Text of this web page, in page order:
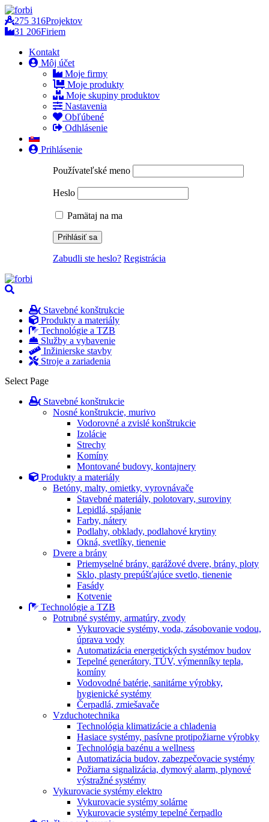
275 316Projektov
31 206Firiem
Kontakt
Môj účet
Moje firmy
Moje produkty
Moje skupiny produktov
Nastavenia
Obľúbené
Odhlásenie
Prihlásenie
Používateľské meno
Heslo
Pamätaj na ma
Zabudli ste heslo? Registrácia
Stavebné konštrukcie
Produkty a materiály
Technológie a TZB
Služby a vybavenie
Inžinierske stavby
Stroje a zariadenia
Select Page
Stavebné konštrukcie
Nosné konštrukcie, murivo
Vodorovné a zvislé konštrukcie
Izolácie
Strechy
Komíny
Montované budovy, kontajnery
Produkty a materiály
Betóny, malty, omietky, vyrovnávače
Stavebné materiály, polotovary, suroviny
Lepidlá, spájanie
Farby, nátery
Podlahy, obklady, podlahové krytiny
Okná, svetlíky, tienenie
Dvere a brány
Priemyselné brány, garážové dvere, brány, ploty
Sklo, plasty prepúšťajúce svetlo, tienenie
Fasády
Kotvenie
Technológie a TZB
Potrubné systémy, armatúry, zvody
Vykurovacie systémy, voda, zásobovanie vodou,
úprava vody
Automatizácia energetických systémov budov
Tepelné generátory, TÚV, výmenníky tepla,
komíny
Vodovodné batérie, sanitárne výrobky,
hygienické systémy
Čerpadlá, zmiešavače
Vzduchotechnika
Technológia klimatizácie a chladenia
Hasiace systémy, pasívne protipožiarne výrobky
Technológia bazénu a wellness
Automatizácia budov, zabezpečovacie systémy
Požiarna signalizácia, dymový alarm, plynové
výstražné systémy
Vykurovacie systémy elektro
Vykurovacie systémy solárne
Vykurovacie systémy tepelné čerpadlo